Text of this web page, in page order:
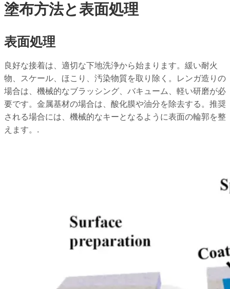
塗布方法と表面処理
表面処理
良好な接着は、適切な下地洗浄から始まります。緩い耐火
物、スケール、ほこり、汚染物質を取り除く。レンガ造りの
場合は、機械的なブラッシング、バキューム、軽い研磨が必
要です。金属基材の場合は、酸化膜や油分を除去する。推奨
される場合には、機械的なキーとなるように表面の輪郭を整
えます。.